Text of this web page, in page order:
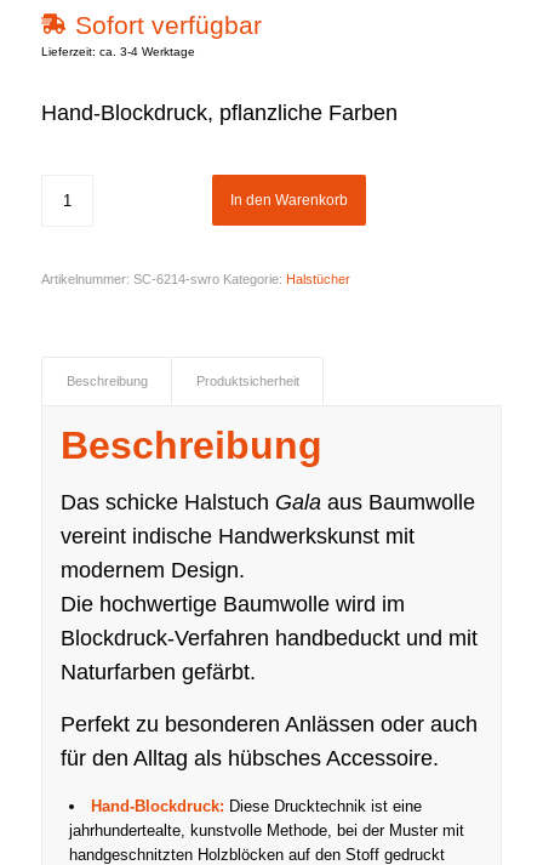
Sofort verfügbar
Lieferzeit: ca. 3-4 Werktage
Hand-Blockdruck, pflanzliche Farben
In den Warenkorb
Artikelnummer: SC-6214-swro Kategorie: Halstücher
Beschreibung Produktsicherheit
Beschreibung
Das schicke Halstuch Galaaus Baumwolle
vereint indische Handwerkskunst mit
modernem Design.
Die hochwertige Baumwolle wird im
Blockdruck-Verfahren handbeduckt und mit
Naturfarben gefärbt.
Perfekt zu besonderen Anlässen oder auch
für den Alltag als hübsches Accessoire.
Hand-Blockdruck: Diese Drucktechnik ist eine
jahrhundertealte, kunstvolle Methode, bei der Muster mit
handgeschnitzten Holzblöcken auf den Stoff gedruckt